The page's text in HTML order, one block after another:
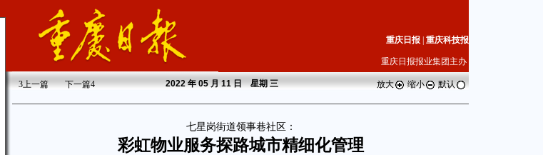
重庆日报 重庆科技报
重庆日报报业集团主办
3上一篇 下一篇4 2022年 05 月 11 日 星期三 放大 缩小 默认
七星岗街道领事巷社区：
彩虹物业服务探路城市精细化管理